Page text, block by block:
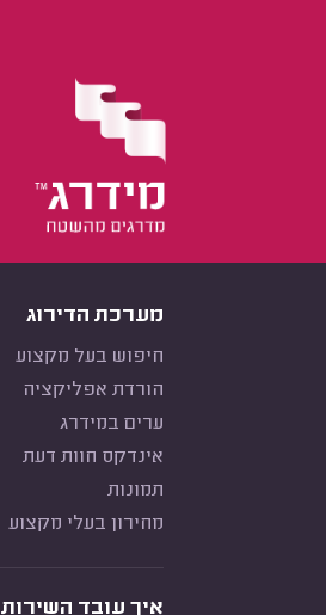
מערכת הדירוג
חיפוש בעל מקצוע
הורדת אפליקציה
ערים במידרג
אינדקס חוות דעת
תמונות
מחירון בעלי מקצוע
איך עובד השירות